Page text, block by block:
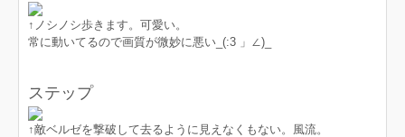
↑ノシノシ歩きます。可愛い。
常に動いてるので画質が微妙に悪い_(:3 」∠)_
ステップ
↑敵ベルゼを撃破して去るように見えなくもない。風流。